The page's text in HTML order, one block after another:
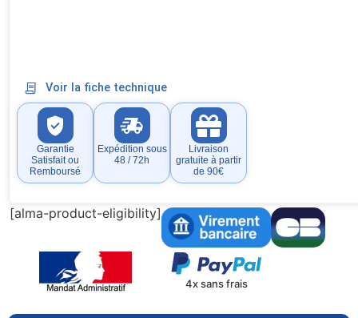
Voir la fiche technique
Garantie
Satisfait ou
Remboursé
Expédition sous
48 / 72h
Livraison
gratuite à partir
de 90€
[alma-product-eligibility]
4x sans frais